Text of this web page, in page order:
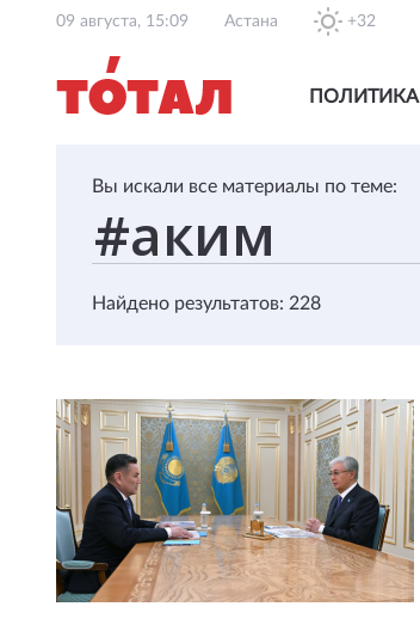
09 августа, 15:09 Астана +32
ПОЛИТИКА
Вы искали все материалы по теме:
Найдено результатов: 228